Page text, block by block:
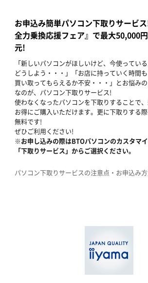
お申込み簡単パソコン下取りサービ
全力乗換応援フェア』で最大50,000
元!
「新しいパソコンがほしいけど、今使ってい
どうしよう・・・」「お店に持っていく時間
買い取ってもらえるか不安・・・」とお悩み
なのが、パソコン下取りサービス!
使わなくなったパソコンを下取りすることで
お得にご購入いただけます。更に下取りする
無料です!
ぜひご利用ください!
※お申し込みの際はBTOパソコンのカスタマイ
「下取りサービス」からご選択ください。
パソコン下取りサービスの注意点・お申込み